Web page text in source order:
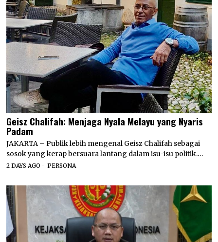
Geisz Chalifah: Menjaga Nyala Melayu yang Nyaris
Padam
JAKARTA – Publik lebih mengenal Geisz Chalifah sebagai
sosok yang kerap bersuara lantang dalam isu-isu politik.…
2 DAYS AGO PERSONA